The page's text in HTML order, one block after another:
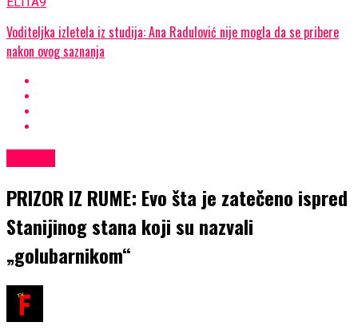
Voditeljka izletela iz studija: Ana Radulović nije mogla da se pribere
nakon ovog saznanja
PRIZOR IZ RUME: Evo šta je zatečeno ispred
Stanijinog stana koji su nazvali
„golubarnikom“